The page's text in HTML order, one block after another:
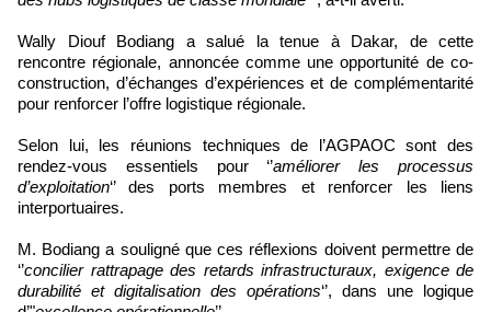
Wally Diouf Bodiang a salué la tenue à Dakar, de cette
rencontre régionale, annoncée comme une opportunité de co-
construction, d’échanges d’expériences et de complémentarité
pour renforcer l’offre logistique régionale.
Selon lui, les réunions techniques de l’AGPAOC sont des
rendez-vous essentiels pour ‘’améliorer les processus
d’exploitation‘’ des ports membres et renforcer les liens
interportuaires.
M. Bodiang a souligné que ces réflexions doivent permettre de
‘’concilier rattrapage des retards infrastructuraux, exigence de
durabilité et digitalisation des opérations‘’, dans une logique